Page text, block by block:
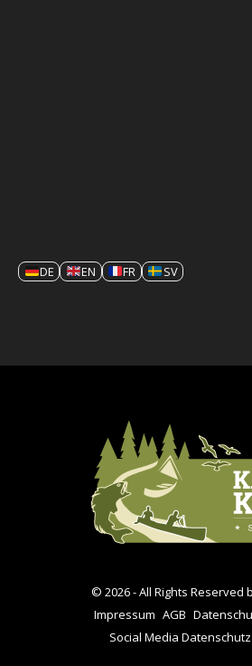
DE EN FR SV
© 2026 - All Rights Reserved
Impressum AGB
Social Media Datenschutz